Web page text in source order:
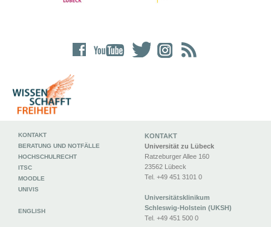
KONTAKT
Universität zu Lübeck
Ratzeburger Allee 160
23562 Lübeck
Tel. +49 451 3101 0
Universitätsklinikum
Schleswig-Holstein (UKSH)
Tel. +49 451 500 0
KONTAKT
BERATUNG UND NOTFÄLLE
HOCHSCHULRECHT
ITSC
MOODLE
UNIVIS
ENGLISH